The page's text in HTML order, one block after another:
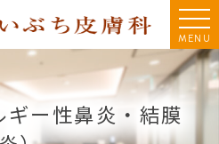
MENU
ー性鼻炎・結膜